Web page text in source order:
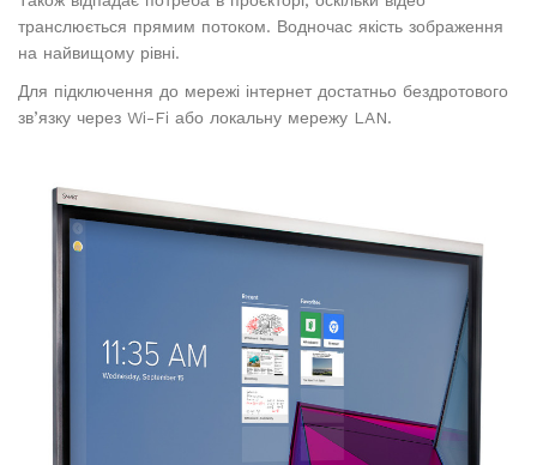
транслюється прямим потоком. Водночас якість зображення
на найвищому рівні.
Для підключення до мережі інтернет достатньо бездротового
зв’язку через Wi-Fi або локальну мережу LAN.